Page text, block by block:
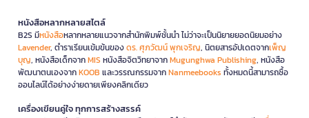
หนังสือหลากหลายสไตล์
B2S มีหนังสือหลากหลายแนวจากสำนักพิมพ์ชั้นนำ ไม่ว่าจะเป็นนิยายยอดนิยมอย่าง
Lavender, ตำราเรียนเข้มข้นของดร. ศุภวัฒน์ พุกเจริญ, นิตยสารอัปเดตจากเพ็ญ
บุญ, หนังสือเด็กจากMIS หนังสือจิตวิทยาจากMugunghwa Publishing, หนังสือ
พัฒนาตนเองจากKOOB และวรรณกรรมจากNanmeebooks ทั้งหมดนี้สามารถซื้อ
ออนไลน์ได้อย่างง่ายดายเพียงคลิกเดียว
เครื่องเขียนคู่ใจ ทุกการสร้างสรรค์